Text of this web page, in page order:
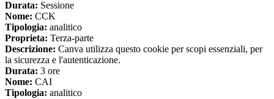
Durata: Sessione
Nome: CCK
Tipologia: analitico
Proprieta: Terza-parte
Descrizione: Canva utilizza questo cookie per scopi essenziali, per
la sicurezza e l'autenticazione.
Durata: 3 ore
Nome: CAI
Tipologia: analitico